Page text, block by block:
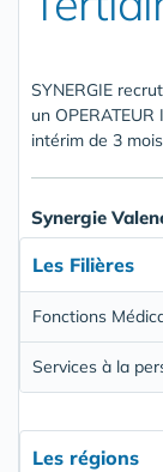
SYNERGIE
un
intérim de 3
Synergie
Les Filières
Fonctions
Services à la
Les régions